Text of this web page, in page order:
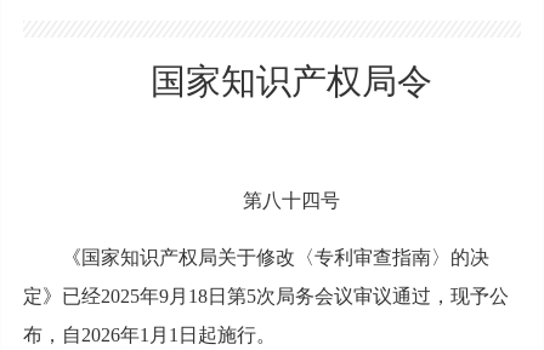
国家知识产权局令
第八十四号
《国家知识产权局关于修改〈专利审查指南〉的决
定》已经2025年9月18日第5次局务会议审议通过，现予公
布，自2026年1月1日起施行。